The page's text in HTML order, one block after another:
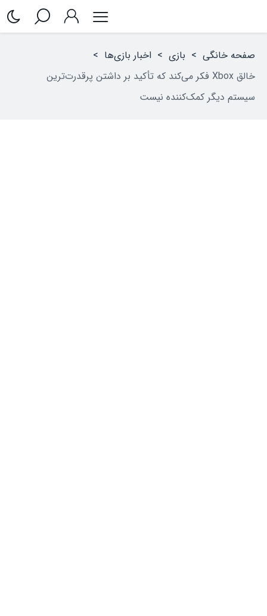
صفحه خانگی > بازی > اخبار بازی‌ها >
خالق Xbox فکر می‌کند که تأکید بر داشتن پرقدرت‌ترین
سیستم دیگر کمک‌کننده نیست